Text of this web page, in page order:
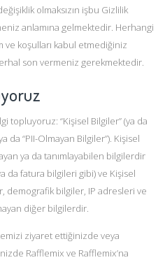
olmaksızın işbu Gizlilik
anlamına gelmektedir. Herhangi
koşulları kabul etmediğiniz
son vermeniz gerekmektedir.
topluyoruz: “Kişisel Bilgiler” (ya da
da “PII-Olmayan Bilgiler”). Kişisel
ya da tanımlayabilen bilgilerdir
da fatura bilgileri gibi) ve Kişisel
demografik bilgiler, IP adresleri ve
diğer bilgilerdir.
ziyaret ettiğinizde veya
Rafflemix ve Rafflemix’na